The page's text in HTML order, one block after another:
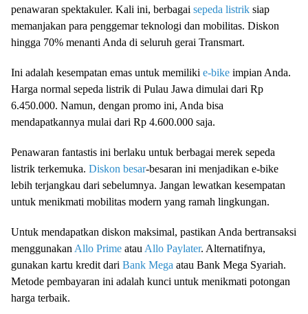
penawaran spektakuler. Kali ini, berbagai sepeda listrik siap
memanjakan para penggemar teknologi dan mobilitas. Diskon
hingga 70% menanti Anda di seluruh gerai Transmart.
Ini adalah kesempatan emas untuk memiliki e-bike impian Anda.
Harga normal sepeda listrik di Pulau Jawa dimulai dari Rp
6.450.000. Namun, dengan promo ini, Anda bisa
mendapatkannya mulai dari Rp 4.600.000 saja.
Penawaran fantastis ini berlaku untuk berbagai merek sepeda
listrik terkemuka. Diskon besar-besaran ini menjadikan e-bike
lebih terjangkau dari sebelumnya. Jangan lewatkan kesempatan
untuk menikmati mobilitas modern yang ramah lingkungan.
Untuk mendapatkan diskon maksimal, pastikan Anda bertransaksi
menggunakan Allo Prime atau Allo Paylater. Alternatifnya,
gunakan kartu kredit dari Bank Mega atau Bank Mega Syariah.
Metode pembayaran ini adalah kunci untuk menikmati potongan
harga terbaik.